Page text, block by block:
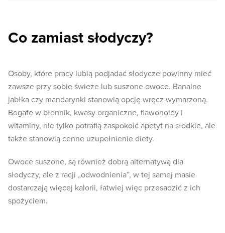
Co zamiast słodyczy?
Osoby, które pracy lubią podjadać słodycze powinny mieć
zawsze przy sobie świeże lub suszone owoce. Banalne
jabłka czy mandarynki stanowią opcję wręcz wymarzoną.
Bogate w błonnik, kwasy organiczne, flawonoidy i
witaminy, nie tylko potrafią zaspokoić apetyt na słodkie, ale
także stanowią cenne uzupełnienie diety.
Owoce suszone, są również dobrą alternatywą dla
słodyczy, ale z racji „odwodnienia”, w tej samej masie
dostarczają więcej kalorii, łatwiej więc przesadzić z ich
spożyciem.